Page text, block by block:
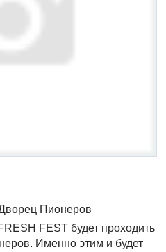
Пионеров
FEST будет проходить
Именно этим и будет